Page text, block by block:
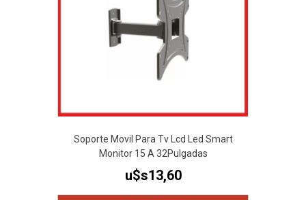
Soporte Movil Para Tv Lcd Led Smart
Monitor 15 A 32Pulgadas
u$s13,60